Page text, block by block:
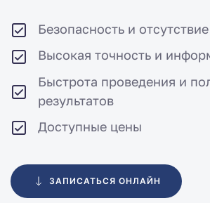
Безопасность и
Высокая точность и
Быстрота проведения и
результатов
Доступные цены
ЗАПИСАТЬСЯ ОНЛАЙН